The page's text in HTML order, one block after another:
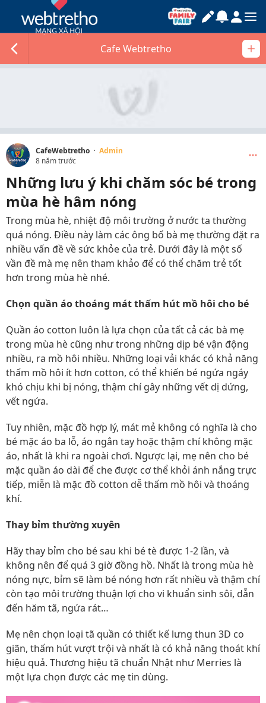
Cafe Webtretho
CafeWebtretho · Admin
8 năm trước
Những lưu ý khi chăm sóc bé trong
mùa hè hâm nóng
Trong mùa hè, nhiệt độ môi trường ở nước ta thường
quá nóng. Điều này làm các ông bố bà mẹ thường đặt ra
nhiều vấn đề về sức khỏe của trẻ. Dưới đây là một số
vần đề mà mẹ nên tham khảo để có thể chăm trẻ tốt
hơn trong mùa hè nhé.
Chọn quần áo thoáng mát thấm hút mồ hôi cho bé
Quần áo cotton luôn là lựa chọn của tất cả các bà mẹ
trong mùa hè cũng như trong những dịp bé vận động
nhiều, ra mồ hôi nhiều. Những loại vải khác có khả năng
thấm mồ hôi ít hơn cotton, có thể khiến bé ngứa ngáy
khó chịu khi bị nóng, thậm chí gây những vết dị dứng,
vết ngứa.
Tuy nhiên, mặc đồ hợp lý, mát mẻ không có nghĩa là cho
bé mặc áo ba lỗ, áo ngắn tay hoặc thậm chí không mặc
áo, nhất là khi ra ngoài chơi. Ngược lại, mẹ nên cho bé
mặc quần áo dài để che được cơ thể khỏi ánh nắng trực
tiếp, miễn là mặc đồ cotton dễ thấm mồ hôi và thoáng
khí.
Thay bỉm thường xuyên
Hãy thay bỉm cho bé sau khi bé tè được 1-2 lần, và
không nên để quá 3 giờ đồng hồ. Nhất là trong mùa hè
nóng nực, bỉm sẽ làm bé nóng hơn rất nhiều và thậm chí
còn tạo môi trường thuận lợi cho vi khuẩn sinh sôi, dẫn
đến hăm tã, ngứa rát…
Mẹ nên chọn loại tã quần có thiết kế lưng thun 3D co
giãn, thấm hút vượt trội và nhất là có khả năng thoát khí
hiệu quả. Thương hiệu tã chuẩn Nhật như Merries là
một lựa chọn được các mẹ tin dùng.